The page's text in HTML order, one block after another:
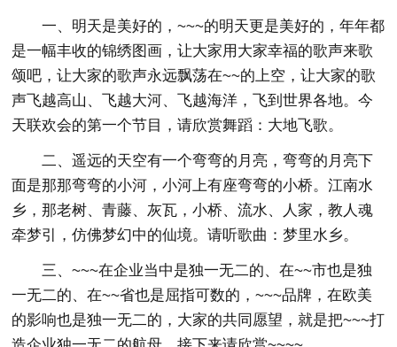
一、明天是美好的，~~~的明天更是美好的，年年都
是一幅丰收的锦绣图画，让大家用大家幸福的歌声来歌
颂吧，让大家的歌声永远飘荡在~~的上空，让大家的歌
声飞越高山、飞越大河、飞越海洋，飞到世界各地。今
天联欢会的第一个节目，请欣赏舞蹈：大地飞歌。
二、遥远的天空有一个弯弯的月亮，弯弯的月亮下
面是那那弯弯的小河，小河上有座弯弯的小桥。江南水
乡，那老树、青藤、灰瓦，小桥、流水、人家，教人魂
牵梦引，仿佛梦幻中的仙境。请听歌曲：梦里水乡。
三、~~~在企业当中是独一无二的、在~~市也是独
一无二的、在~~省也是屈指可数的，~~~品牌，在欧美
的影响也是独一无二的，大家的共同愿望，就是把~~~打